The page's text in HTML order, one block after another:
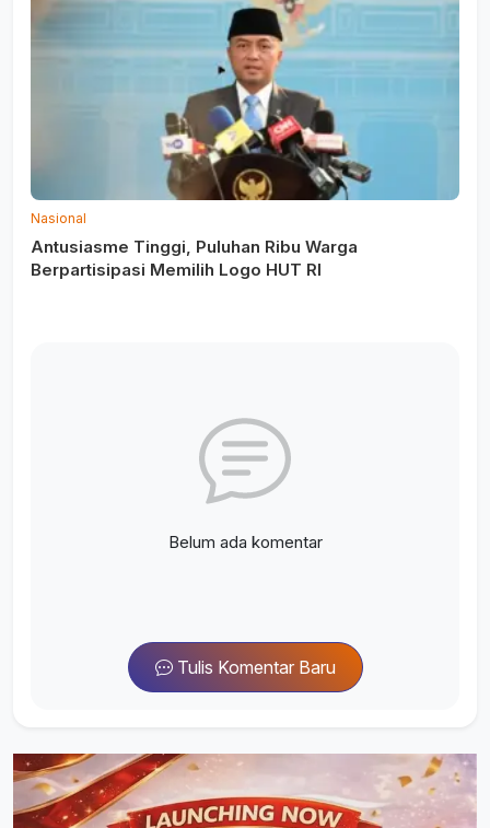
Nasional
Antusiasme Tinggi, Puluhan Ribu Warga
Berpartisipasi Memilih Logo HUT RI
Belum ada komentar
Tulis Komentar Baru